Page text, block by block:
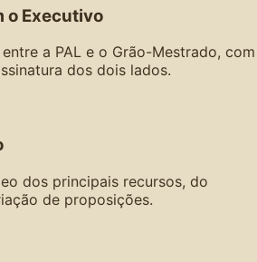
o Executivo
a PAL e o Grão-Mestrado, com
dos dois lados.
dos principais recursos, do
de proposições.